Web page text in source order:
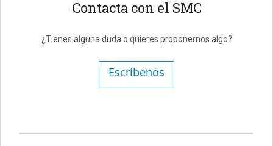
Contacta con el SMC
¿Tienes alguna duda o quieres proponernos algo?
Escríbenos